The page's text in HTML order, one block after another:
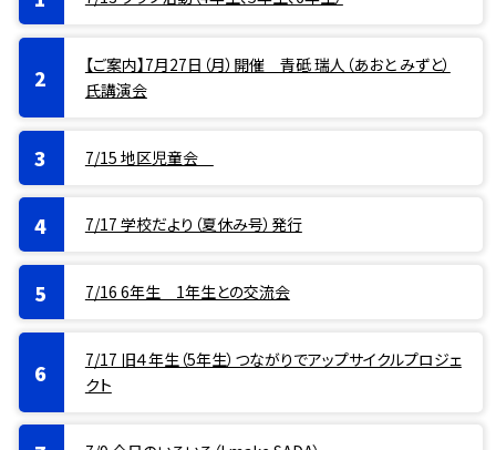
【ご案内】7月27日（月）開催 青砥 瑞人（あおと みずと）
氏講演会
7/15 地区児童会
7/17 学校だより（夏休み号）発行
7/16 6年生 1年生との交流会
7/17 旧４年生（5年生）つながりでアップサイクルプロジェ
クト